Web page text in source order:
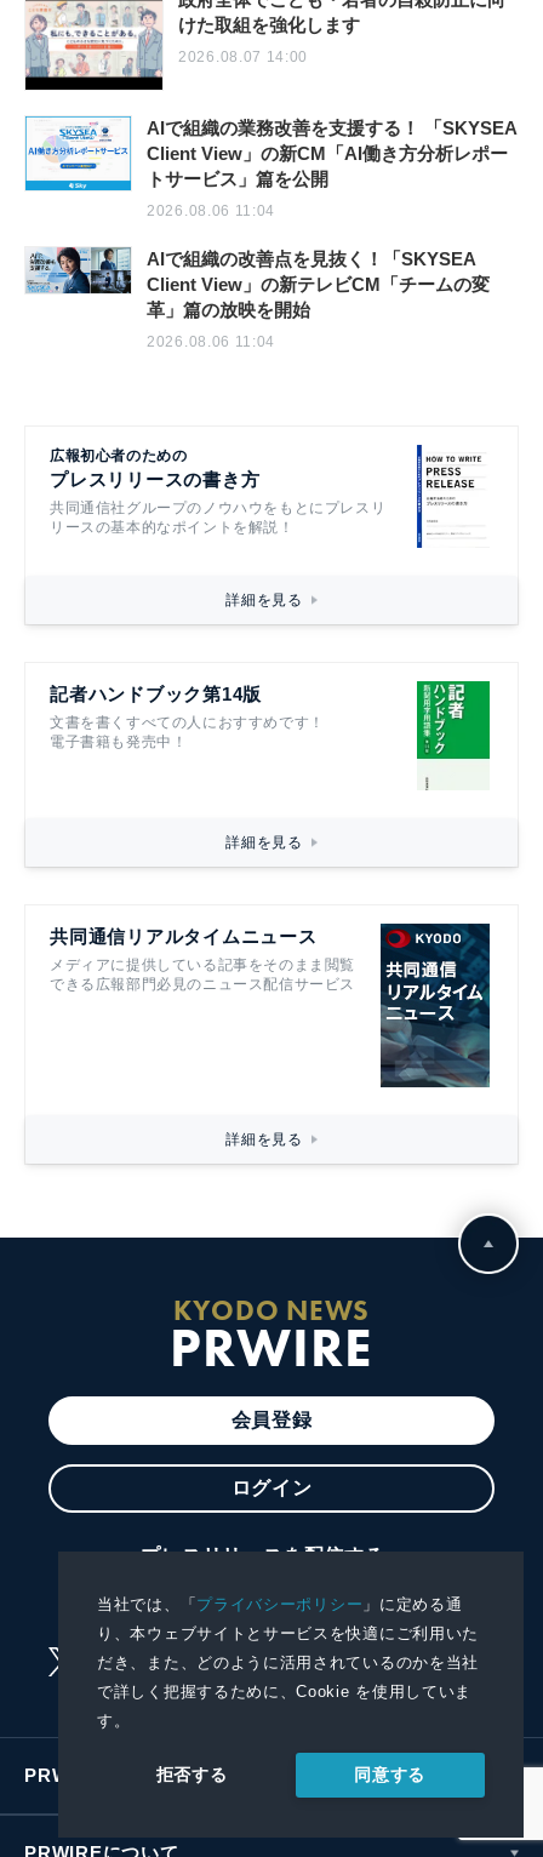
当社では、「プライバシーポリシー 」に定める通
り、本ウェブサイトとサービスを快適にご利用いた
だき、また、どのように活用されているのかを当社
で詳しく把握するために、Cookie を使用していま
す。
拒否する 同意する
けた取組を強化します
2026.08.07 14:00
AIで組織の業務改善を支援する！ 「SKYSEA
Client View」の新CM「AI働き方分析レポー
トサービス」篇を公開
2026.08.06 11:04
AIで組織の改善点を見抜く！「SKYSEA
Client View」の新テレビCM「チームの変
革」篇の放映を開始
2026.08.06 11:04
広報初心者のための
プレスリリースの書き方
共同通信社グループのノウハウをもとにプレスリ
リースの基本的なポイントを解説！
詳細を見る
記者ハンドブック第14版
文書を書くすべての人におすすめです！
電子書籍も発売中！
詳細を見る
共同通信リアルタイムニュース
メディアに提供している記事をそのまま閲覧
できる広報部門必見のニュース配信サービス
詳細を見る
KYODO NEWS
PRWIRE
会員登録
ログイン
プレスリリースを配信する
プレスリリースを受信する
PRWIREサービス
PRWIREについて